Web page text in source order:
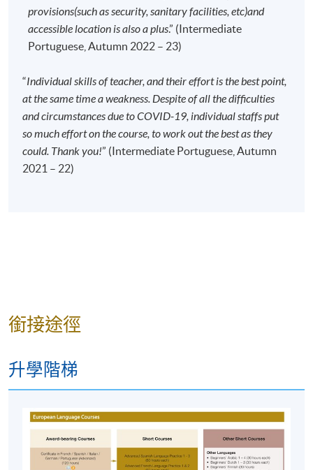
但在其他情況下，則不設退款，學員也不能轉至其
他班別或課程。
若個別學員缺席，本院將不提供補課或其他安排。
報名代碼
2445-2848AW
開課日期
2026年9月18日 (星期五)
時間
6:45pm - 9:45pm
HPSHCC Campus, 66 Leighton Road,
港大保良何鴻燊社區書院
provisions(such as security, sanitary facilities, etc)and
accessible location is also a plus.” (Intermediate
Portuguese, Autumn 2022 – 23)
“Individual skills of teacher, and their effort is the best point,
at the same time a weakness. Despite of all the difficulties
and circumstances due to COVID-19, individual staffs put
so much effort on the course, to work out the best as they
could. Thank you!” (Intermediate Portuguese, Autumn
2021 – 22)
銜接途徑
升學階梯